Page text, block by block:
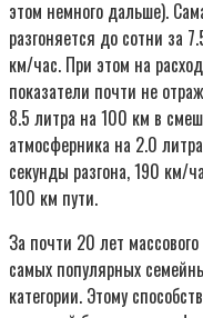
этом немного дальше).
разгоняется до сотни за
км/час. При этом на
показатели почти не
8.5 литра на 100 км в
атмосферника на 2.0
секунды разгона, 190 км/
100 км пути.
За почти 20 лет
самых популярных
категории. Этому